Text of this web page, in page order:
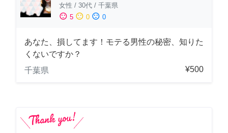
女性 / 30代 / 千葉県
sentiment_satisfied 5 sentiment_neutral 0 sentiment_dissatisfied 0
あなた、損してます！モテる男性の秘密、知りた
くないですか？
千葉県
¥500